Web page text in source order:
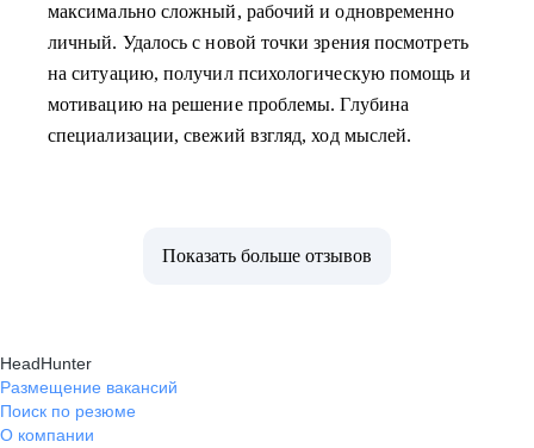
максимально сложный, рабочий и одновременно
личный. Удалось с новой точки зрения посмотреть
на ситуацию, получил психологическую помощь и
мотивацию на решение проблемы. Глубина
специализации, свежий взгляд, ход мыслей.
Показать больше отзывов
HeadHunter
Размещение вакансий
Поиск по резюме
О компании